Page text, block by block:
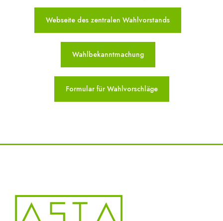
Webseite des zentralen Wahlvorstands
Wahlbekanntmachung
Formular für Wahlvorschläge